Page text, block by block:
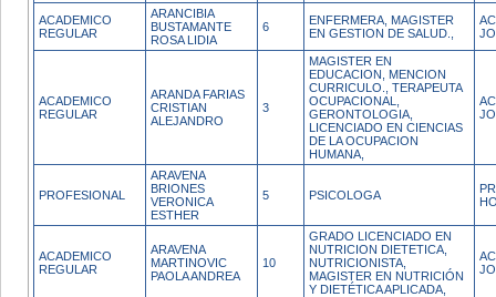
ACADEMICO
REGULAR
ARANCIBIA
BUSTAMANTE
ROSA LIDIA
6
ENFERMERA, MAGISTER
EN GESTION DE SALUD.,
ACADEMICO
REGULAR
ARANDA FARIAS
CRISTIAN
ALEJANDRO
3
MAGISTER EN
EDUCACION, MENCION
CURRICULO., TERAPEUTA
OCUPACIONAL,
GERONTOLOGIA,
LICENCIADO EN CIENCIAS
DE LA OCUPACION
HUMANA,
PROFESIONAL
ARAVENA
BRIONES
VERONICA
ESTHER
5 PSICOLOGA
ACADEMICO
REGULAR
ARAVENA
MARTINOVIC
PAOLA ANDREA
10
GRADO LICENCIADO EN
NUTRICION DIETETICA,
NUTRICIONISTA,
MAGISTER EN NUTRICIÓN
Y DIETÉTICA APLICADA,